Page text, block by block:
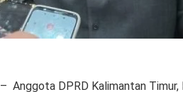
– Anggota DPRD Kalimantan Timur,